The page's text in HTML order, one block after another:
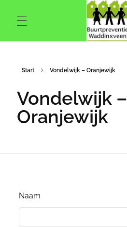
Buurtpreventie Waddinxveen
Start Vondelwijk – Oranjewijk
Vondelwijk –
Oranjewijk
Naam